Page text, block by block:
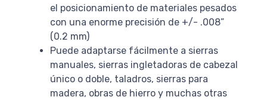
el posicionamiento de materiales pesados
con una enorme precisión de +/- .008”
(0.2 mm)
Puede adaptarse fácilmente a sierras
manuales, sierras ingletadoras de cabezal
único o doble, taladros, sierras para
madera, obras de hierro y muchas otras